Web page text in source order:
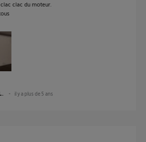
clac du moteur.
il y a plus de 5 ans